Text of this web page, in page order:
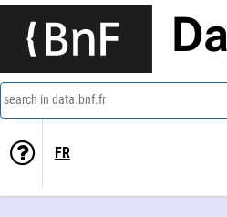
search in data.bnf.fr
FR